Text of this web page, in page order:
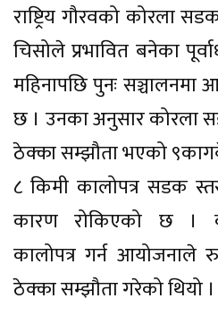
राष्ट्रिय गौरवको कोरला
चिसोले प्रभावित बनेका
महिनापछि पुनः सञ्चालनमा
छ । उनका अनुसार कोरला
ठेक्का सम्झौता भएको
८ किमी कालोपत्र सडक
कारण रोकिएको छ ।
कालोपत्र गर्न
ठेक्का सम्झौता गरेको थियो ।